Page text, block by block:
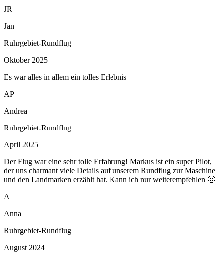
JR
Jan
Ruhrgebiet-Rundflug
Oktober 2025
Es war alles in allem ein tolles Erlebnis
AP
Andrea
Ruhrgebiet-Rundflug
April 2025
Der Flug war eine sehr tolle Erfahrung! Markus ist ein super Pilot,
der uns charmant viele Details auf unserem Rundflug zur Maschine
und den Landmarken erzählt hat. Kann ich nur weiterempfehlen 🙂
A
Anna
Ruhrgebiet-Rundflug
August 2024